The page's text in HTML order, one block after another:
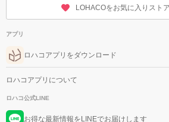
LOHACOをお気に入りスト
アプリ
ロハコアプリをダウンロード
ロハコアプリについて
ロハコ公式LINE
お得な最新情報をLINEでお届けします